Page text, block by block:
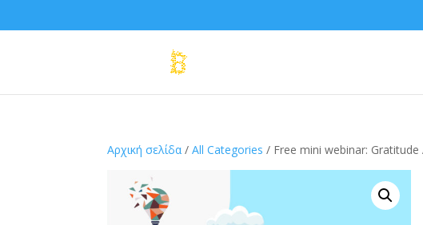
Αρχική σελίδα /All Categories / Free mini webinar: Gratitude